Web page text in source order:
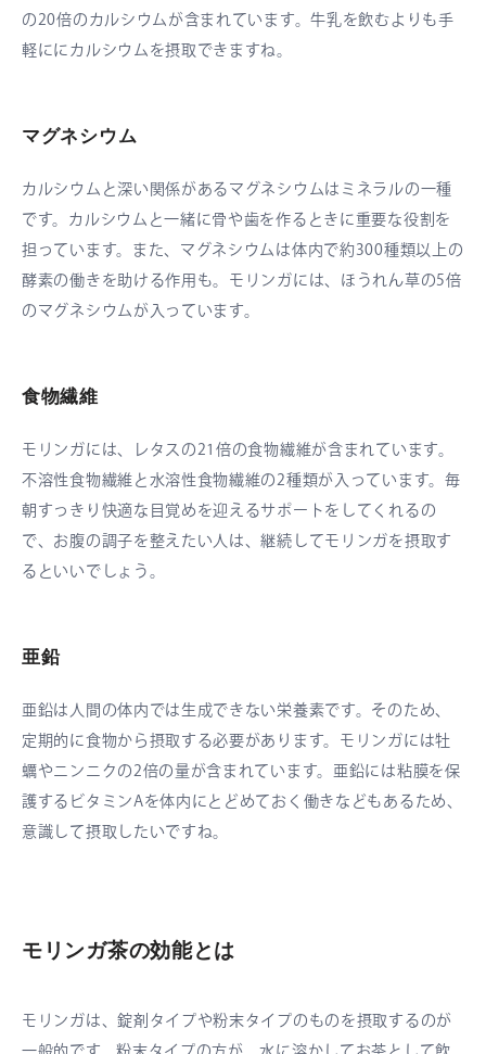
の20倍のカルシウムが含まれています。牛乳を飲むよりも手
軽ににカルシウムを摂取できますね。
マグネシウム
カルシウムと深い関係があるマグネシウムはミネラルの一種
です。カルシウムと一緒に骨や歯を作るときに重要な役割を
担っています。また、マグネシウムは体内で約300種類以上の
酵素の働きを助ける作用も。モリンガには、ほうれん草の5倍
のマグネシウムが入っています。
食物繊維
モリンガには、レタスの21倍の食物繊維が含まれています。
不溶性食物繊維と水溶性食物繊維の2種類が入っています。毎
朝すっきり快適な目覚めを迎えるサポートをしてくれるの
で、お腹の調子を整えたい人は、継続してモリンガを摂取す
るといいでしょう。
亜鉛
亜鉛は人間の体内では生成できない栄養素です。そのため、
定期的に食物から摂取する必要があります。モリンガには牡
蠣やニンニクの2倍の量が含まれています。亜鉛には粘膜を保
護するビタミンAを体内にとどめておく働きなどもあるため、
意識して摂取したいですね。
モリンガ茶の効能とは
モリンガは、錠剤タイプや粉末タイプのものを摂取するのが